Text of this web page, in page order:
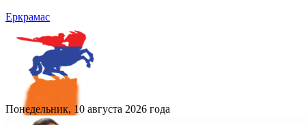
Еркрамас
Понедельник, 10 августа 2026 года